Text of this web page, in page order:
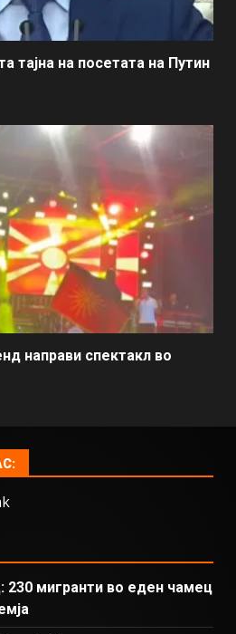
тајна на посетата на Путин
направи спектакл во
мигранти во еден чамец